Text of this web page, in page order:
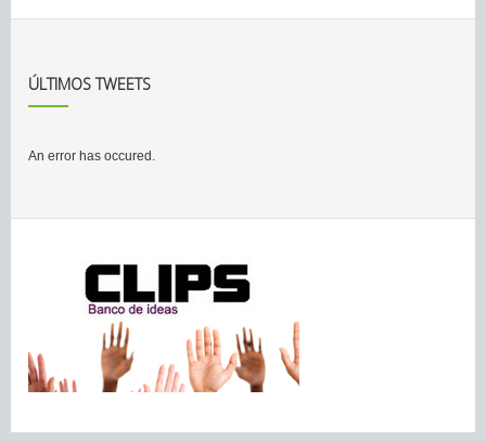
ÚLTIMOS TWEETS
An error has occured.